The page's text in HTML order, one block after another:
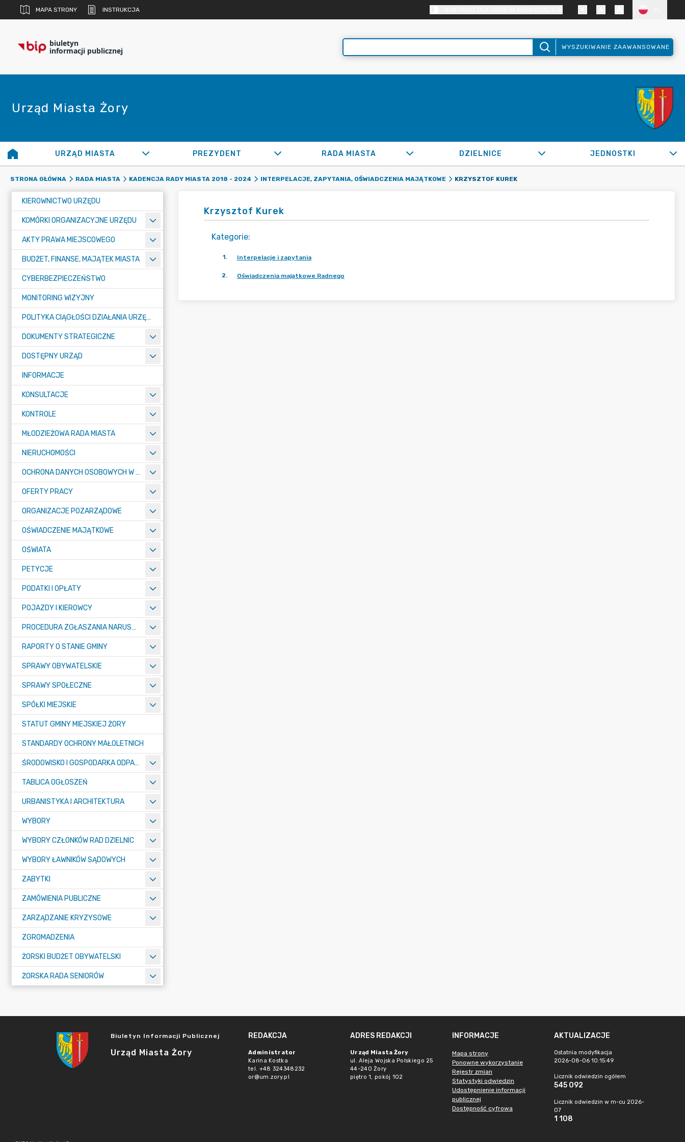
MAPA STRONY INSTRUKCJA
biuletyn
informacji publicznej WYSZUKIWANIE ZAAWANSOWANE
Urząd Miasta Żory
URZĄD MIASTA PREZYDENT RADA MIASTA DZIELNICE JEDNOSTKI
STRONA GŁÓWNA RADA MIASTA KADENCJA RADY MIASTA 2018 - 2024 INTERPELACJE, ZAPYTANIA, OŚWIADCZENIA MAJĄTKOWE KRZYSZTOF KUREK
KIEROWNICTWO URZĘDU
KOMÓRKI ORGANIZACYJNE URZĘDU
AKTY PRAWA MIEJSCOWEGO
BUDŻET, FINANSE, MAJĄTEK MIASTA
CYBERBEZPIECZEŃSTWO
MONITORING WIZYJNY
POLITYKA CIĄGŁOŚCI DZIAŁANIA URZĘDU MIASTA ŻORY
DOKUMENTY STRATEGICZNE
DOSTĘPNY URZĄD
INFORMACJE
KONSULTACJE
KONTROLE
MŁODZIEŻOWA RADA MIASTA
NIERUCHOMOŚCI
OCHRONA DANYCH OSOBOWYCH W URZĘDZIE MIASTA ŻORY - RODO
OFERTY PRACY
ORGANIZACJE POZARZĄDOWE
OŚWIADCZENIE MAJĄTKOWE
OŚWIATA
PETYCJE
PODATKI I OPŁATY
POJAZDY I KIEROWCY
PROCEDURA ZGŁASZANIA NARUSZEŃ PRAWA
RAPORTY O STANIE GMINY
SPRAWY OBYWATELSKIE
SPRAWY SPOŁECZNE
SPÓŁKI MIEJSKIE
STATUT GMINY MIEJSKIEJ ŻORY
STANDARDY OCHRONY MAŁOLETNICH
ŚRODOWISKO I GOSPODARKA ODPADAMI
TABLICA OGŁOSZEŃ
URBANISTYKA I ARCHITEKTURA
WYBORY
WYBORY CZŁONKÓW RAD DZIELNIC
WYBORY ŁAWNIKÓW SĄDOWYCH
ZABYTKI
ZAMÓWIENIA PUBLICZNE
ZARZĄDZANIE KRYZYSOWE
ZGROMADZENIA
ŻORSKI BUDŻET OBYWATELSKI
ŻORSKA RADA SENIORÓW
Krzysztof Kurek
Kategorie:
1. Interpelacje i zapytania
2. Oświadczenia majątkowe Radnego
Biuletyn Informacji Publicznej
Urząd Miasta Żory
REDAKCJA
Administrator
Karina Kostka
tel. +48 324348232
or@um.zory.pl
ADRES REDAKCJI
Urząd Miasta Żory
ul. Aleja Wojska Polskiego 25
44-240 Żory
piętro 1, pokój 102
INFORMACJE
Mapa strony
Ponowne wykorzystanie
Rejestr zmian
Statystyki odwiedzin
Udostępnienie informacji
publicznej
Dostępność cyfrowa
AKTUALIZACJE
Ostatnia modyfikacja
2026-08-06 10:15:49
Licznik odwiedzin ogółem
545 092
Licznik odwiedzin w m-cu 2026-
07
1 108